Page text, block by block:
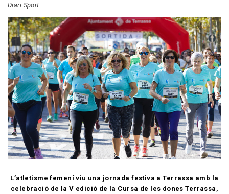
Diari Sport.
L’atletisme femení viu una jornada festiva a Terrassa amb la
celebració de la V edició de la Cursa de les dones Terrassa,